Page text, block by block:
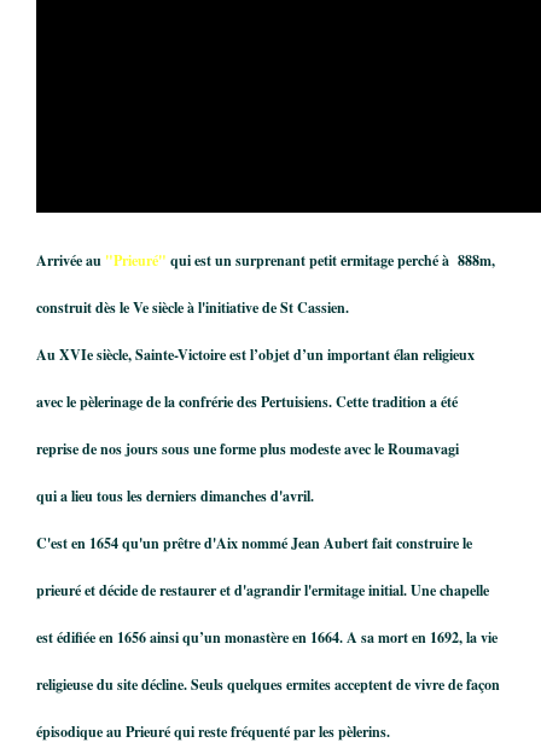
Arrivée au "Prieuré" qui est un surprenantpetit ermitage perché à 888m,
construit dès le Ve siècle à l'initiative de St Cassien.
Au XVIe siècle, Sainte-Victoire est l’objet d’un important élan religieux
avec le pèlerinage de la confrérie des Pertuisiens. Cette tradition a été
reprise de nos jours sous une forme plus modeste avec le Roumavagi
quia lieu tous les derniers dimanches d'avril.
C'est en 1654 qu'un prêtre d'Aix nommé Jean Aubert fait construire le
prieuré et décide de restaurer et d'agrandir l'ermitage initial. Une chapelle
est édifiée en 1656 ainsi qu’un monastère en 1664. A sa mort en 1692, la vie
religieuse du site décline. Seuls quelques ermites acceptent de vivre de façon
épisodique au Prieuré qui reste fréquenté par les pèlerins.